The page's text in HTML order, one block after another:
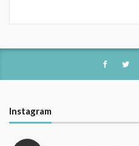
Instagram